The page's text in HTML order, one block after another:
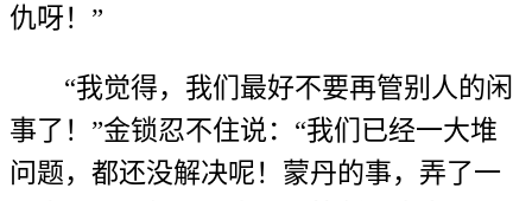
仇呀！”
“我觉得，我们最好不要再管别人的闲
事了！”金锁忍不住说：“我们已经一大堆
问题，都还没解决呢！蒙丹的事，弄了一